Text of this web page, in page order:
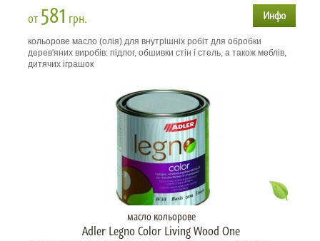
от 581 грн.
кольорове масло (олія) для внутрішніх робіт для обробки
дерев'яних виробів: підлог, обшивки стін і стель, а також меблів,
дитячих іграшок
масло кольорове
Adler Legno Color Living Wood One